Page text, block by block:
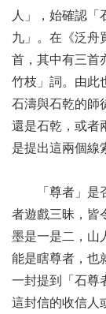
人」，始確認「
九」。在《泛舟
首，其中有三首
竹枝」詞。由此
石濤與石乾的師
還是石乾，或者
是提出這兩個線
「尊者」是否
者遊戲三昧，皆
墨是一是二，山
能是瞎尊者，也
一封提到「石尊
這封信的收信人